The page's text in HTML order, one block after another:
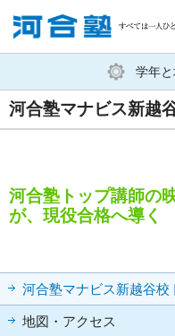
塾生の方
学年
河合塾マナビス新越
河合塾トップ講師の
が、現役合格へ導く
河合塾マナビス新越谷校
地図・アクセス